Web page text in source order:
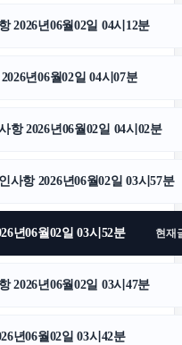
2026년06월02일 04시12분
년06월02일 04시07분
항 2026년06월02일 04시02분
사항 2026년06월02일 03시57분
년06월02일 03시52분 현재
2026년06월02일 03시47분
년06월02일 03시42분